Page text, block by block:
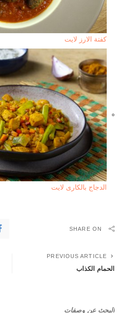
كفتة الارز لايت
الدجاج بالكارى لايت
SHARE ON
PREVIOUS ARTICLE
الحمام الكذاب
البحث عن وصفات